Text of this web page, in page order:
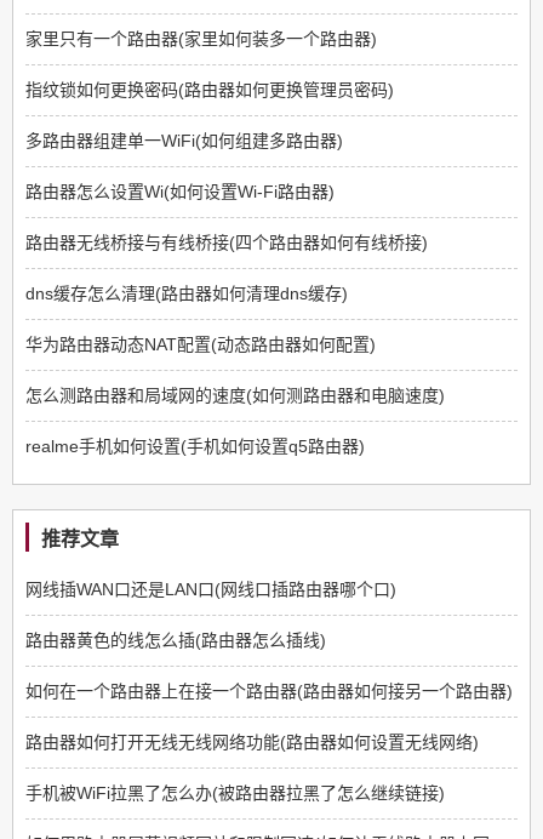
家里只有一个路由器(家里如何装多一个路由器)
指纹锁如何更换密码(路由器如何更换管理员密码)
多路由器组建单一WiFi(如何组建多路由器)
路由器怎么设置Wi(如何设置Wi-Fi路由器)
路由器无线桥接与有线桥接(四个路由器如何有线桥接)
dns缓存怎么清理(路由器如何清理dns缓存)
华为路由器动态NAT配置(动态路由器如何配置)
怎么测路由器和局域网的速度(如何测路由器和电脑速度)
realme手机如何设置(手机如何设置q5路由器)
推荐文章
网线插WAN口还是LAN口(网线口插路由器哪个口)
路由器黄色的线怎么插(路由器怎么插线)
如何在一个路由器上在接一个路由器(路由器如何接另一个路由器)
路由器如何打开无线无线网络功能(路由器如何设置无线网络)
手机被WiFi拉黑了怎么办(被路由器拉黑了怎么继续链接)